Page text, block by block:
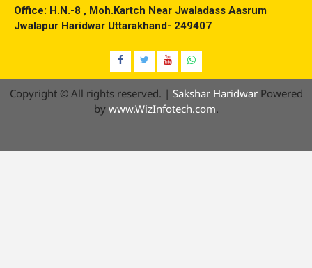
Office: H.N.-8 , Moh.Kartch Near Jwaladass Aasrum
Jwalapur Haridwar Uttarakhand- 249407
Facebook
TwitterYouTubeWhatsap
Copyright © All rights reserved. | Sakshar HaridwarPowered
by www.WizInfotech.com.